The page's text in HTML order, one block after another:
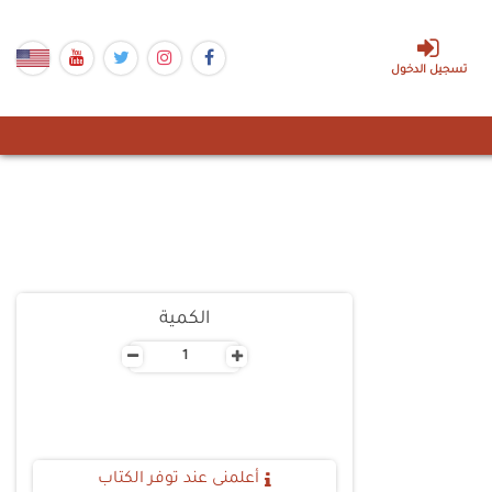
تسجيل الدخول
الكمية
- +
أعلمنى عند توفر الكتاب